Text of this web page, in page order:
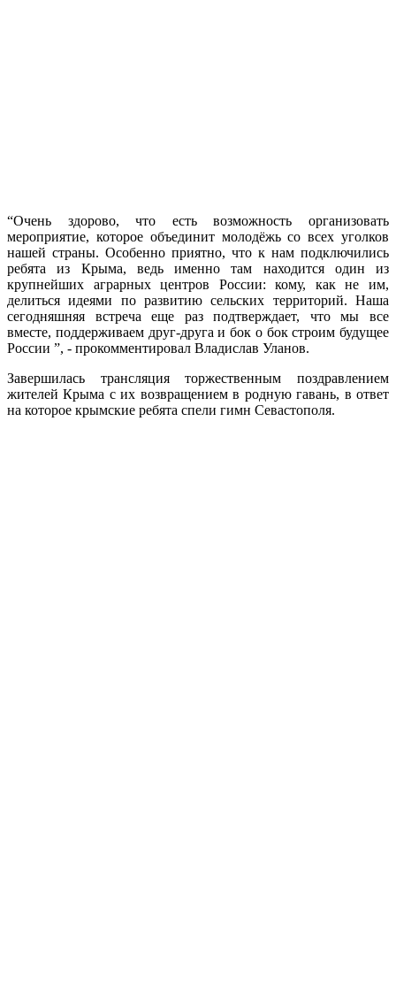
“Очень здорово, что есть возможность организовать
мероприятие, которое объединит молодёжь со всех уголков
нашей страны. Особенно приятно, что к нам подключились
ребята из Крыма, ведь именно там находится один из
крупнейших аграрных центров России: кому, как не им,
делиться идеями по развитию сельских территорий. Наша
сегодняшняя встреча еще раз подтверждает, что мы все
вместе, поддерживаем друг-друга и бок о бок строим будущее
России ”, - прокомментировал Владислав Уланов.
Завершилась трансляция торжественным поздравлением
жителей Крыма с их возвращением в родную гавань, в ответ
на которое крымские ребята спели гимн Севастополя.